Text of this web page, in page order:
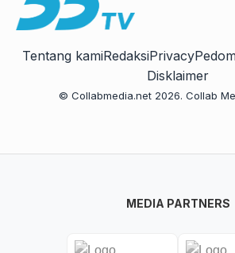
Tentang kamiRedaksiPrivacy
Disklaimer
© Collabmedia.net 2026. Collab
MEDIA PARTNERS